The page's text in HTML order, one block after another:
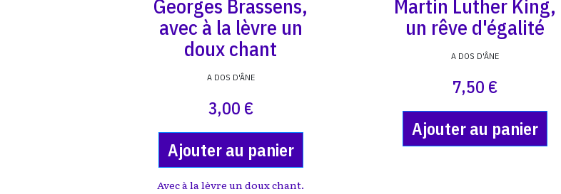
Georges Brassens,
avec à la lèvre un
doux chant
A DOS D'ÂNE
3,00 €
Ajouter au panier
Avec à la lèvre un doux chant.
Martin Luther King,
un rêve d'égalité
A DOS D'ÂNE
7,50 €
Ajouter au panier